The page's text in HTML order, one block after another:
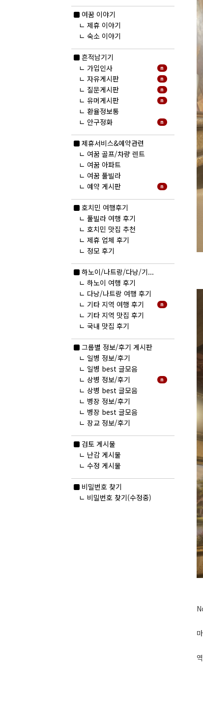
여꿈 이야기
ㄴ 제휴 이야기
ㄴ 숙소 이야기
흔적남기기
n
ㄴ 가입인사
n
ㄴ 자유게시판
n
ㄴ 질문게시판
n
ㄴ 유머게시판
ㄴ 환율정보통
n
ㄴ 안구정화
제휴서비스&예약관련
ㄴ 여꿈 골프/차량 렌트
ㄴ 여꿈 아파트
ㄴ 여꿈 풀빌라
n
ㄴ 예약 게시판
호치민 여행후기
ㄴ 풀빌라 여행 후기
ㄴ 호치민 맛집 추천
ㄴ 제휴 업체 후기
ㄴ 정모 후기
하노이/나트랑/다낭/기...
ㄴ 하노이 여행 후기
ㄴ 다낭/나트랑 여행 후기
n
ㄴ 기타 지역 여행 후기
ㄴ 기타 지역 맛집 후기
ㄴ 국내 맛집 후기
그룹별 정보/후기 게시판
ㄴ 일병 정보/후기
ㄴ 일병 best 글모음
n
ㄴ 상병 정보/후기
ㄴ 상병 best 글모음
ㄴ 병장 정보/후기
ㄴ 병장 best 글모음
ㄴ 장교 정보/후기
검토 게시물
ㄴ 난감 게시물
ㄴ 수정 게시물
비밀번호 찾기
ㄴ 비밀번호 찾기(수정중)